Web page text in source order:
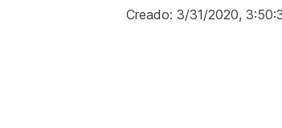
Creado: 3/31/2020,